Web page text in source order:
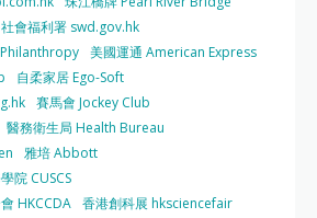
社會福利署 swd.gov.hk
美國運通 American Express
自柔家居 Ego-Soft
賽馬會 Jockey Club
醫務衛生局 Health Bureau
雅培 Abbott
院 CUSCS
HKCCDA 香港創科展 hksciencefair